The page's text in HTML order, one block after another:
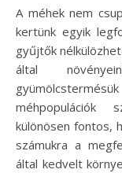
A méhek nem csupán a természet apró csodái, hanem a
kertünk egyik
gyűjtők
által
méhpopulációk
különösen fontos,
számukra a
által kedvelt